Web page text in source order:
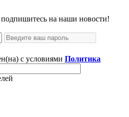
подпишитесь на наши новости!
с условиями Политика